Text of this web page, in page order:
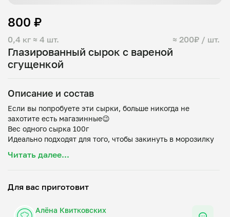
Глазированный сырок с вареной
сгущенкой
0,4 кг ≈ 4 шт. ≈ 200₽ / шт.
800 ₽
Описание и состав
Если вы попробуете эти сырки, больше никогда не
захотите есть магазинные😉
Вес одного сырка 100г
Идеально подходят для того, чтобы закинуть в морозилку
Читать далее...
Для вас приготовит
Алёна Квитковских